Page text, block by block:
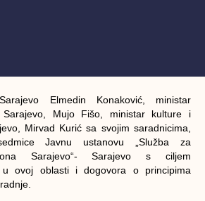
Elmedin Konaković, ministar
Sarajevo, Mujo Fišo, ministar kulture i
Mirvad Kurić sa svojim saradnicima,
Javnu ustanovu „Služba za
Sarajevo“- Sarajevo s ciljem
u ovoj oblasti i dogovora o principima